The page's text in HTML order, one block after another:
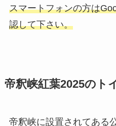
スマートフォンの方は
認して下さい。
帝釈峡紅葉2025のト
帝釈峡に設置されてある